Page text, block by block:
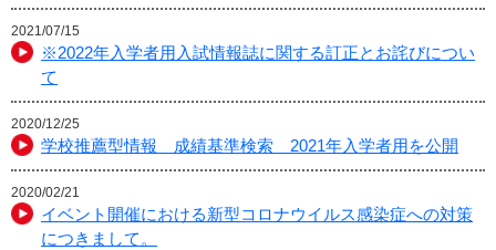
2021/07/15
※2022年入学者用入試情報誌に関する訂正とお詫びについ
て
2020/12/25
学校推薦型情報 成績基準検索 2021年入学者用を公開
2020/02/21
イベント開催における新型コロナウイルス感染症への対策
につきまして。